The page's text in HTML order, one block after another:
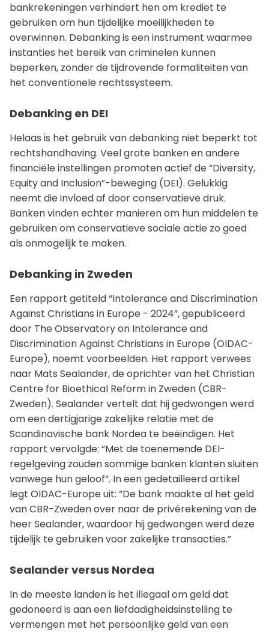
bankrekeningen verhindert hen om krediet te
gebruiken om hun tijdelijke moeilijkheden te
overwinnen. Debanking is een instrument waarmee
instanties het bereik van criminelen kunnen
beperken, zonder de tijdrovende formaliteiten van
het conventionele rechtssysteem.
Debanking en DEI
Helaas is het gebruik van debanking niet beperkt tot
rechtshandhaving. Veel grote banken en andere
financiële instellingen promoten actief de “Diversity,
Equity and Inclusion”-beweging (DEI). Gelukkig
neemt die invloed af door conservatieve druk.
Banken vinden echter manieren om hun middelen te
gebruiken om conservatieve sociale actie zo goed
als onmogelijk te maken.
Debanking in Zweden
Een rapport getiteld “Intolerance and Discrimination
Against Christians in Europe - 2024”, gepubliceerd
door The Observatory on Intolerance and
Discrimination Against Christians in Europe (OIDAC-
Europe), noemt voorbeelden. Het rapport verwees
naar Mats Sealander, de oprichter van het Christian
Centre for Bioethical Reform in Zweden (CBR-
Zweden). Sealander vertelt dat hij gedwongen werd
om een dertigjarige zakelijke relatie met de
Scandinavische bank Nordea te beëindigen. Het
rapport vervolgde: “Met de toenemende DEI-
regelgeving zouden sommige banken klanten sluiten
vanwege hun geloof”. In een gedetailleerd artikel
legt OIDAC-Europe uit: “De bank maakte al het geld
van CBR-Zweden over naar de privérekening van de
heer Sealander, waardoor hij gedwongen werd deze
tijdelijk te gebruiken voor zakelijke transacties.”
Sealander versus Nordea
In de meeste landen is het illegaal om geld dat
gedoneerd is aan een liefdadigheidsinstelling te
vermengen met het persoonlijke geld van een